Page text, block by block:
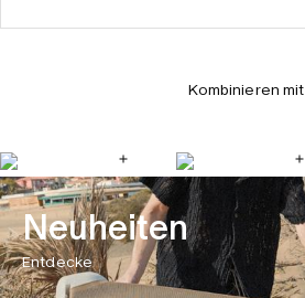
Kombinieren mit
Neuheiten
Entdecke